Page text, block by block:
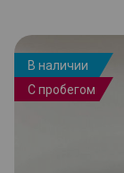
В наличии
С пробегом